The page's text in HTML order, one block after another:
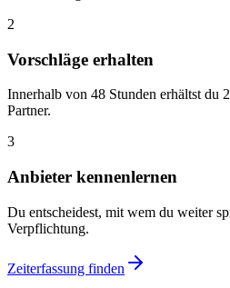
2
Vorschläge erhalten
Innerhalb von 48 Stunden erhältst du
Partner.
3
Anbieter kennenlernen
Du entscheidest, mit wem du weiter
Verpflichtung.
Zeiterfassung finden